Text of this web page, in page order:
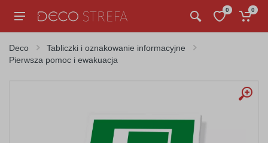
0 0
Deco
Tabliczki i oznakowanie informacyjne
Pierwsza pomoc i ewakuacja